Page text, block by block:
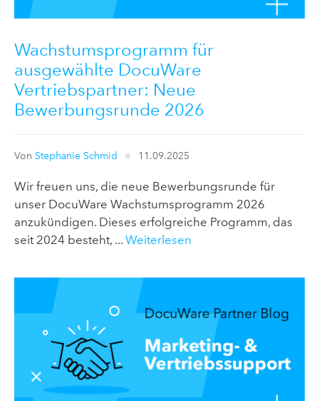
Wachstumsprogramm für
ausgewählte DocuWare
Vertriebspartner: Neue
Bewerbungsrunde 2026
Von Stephanie Schmid 11.09.2025
Wir freuen uns, die neue Bewerbungsrunde für
unser DocuWare Wachstumsprogramm 2026
anzukündigen. Dieses erfolgreiche Programm, das
seit 2024 besteht, ... Weiterlesen